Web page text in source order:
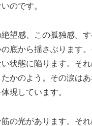
のです。
望感、この孤独感。
底から揺さぶります
状態に陥ります。そ
かのよう。その涙は
現しています。
の光があります。そ